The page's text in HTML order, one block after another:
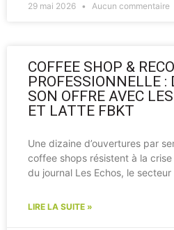
29 mai 2026 Aucun commentaire
COFFEE SHOP &
PROFESSIONNELLE :
SON OFFRE AVEC
ET LATTE FBKT
Une dizaine d’ouvertures par
coffee shops résistent à la
du journal Les Echos, le secteur
LIRE LA SUITE »